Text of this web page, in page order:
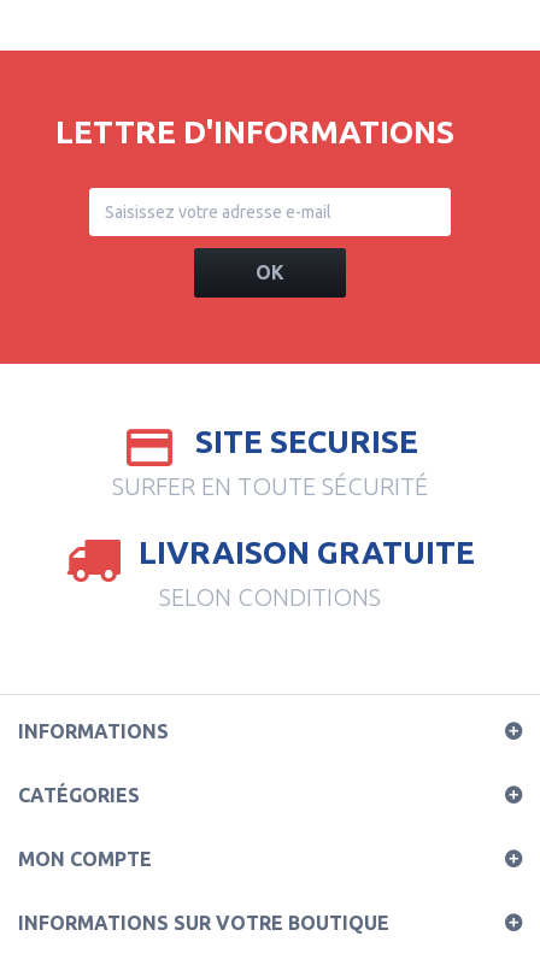
LETTRE D'INFORMATIONS
OK
SITE SECURISE
SURFER EN TOUTE SÉCURITÉ
LIVRAISON GRATUITE
SELON CONDITIONS
INFORMATIONS
CATÉGORIES
MON COMPTE
INFORMATIONS SUR VOTRE BOUTIQUE